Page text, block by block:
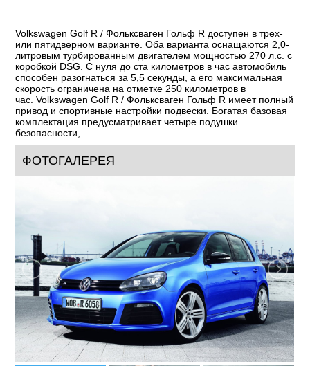
Volkswagen Golf R / Фольксваген Гольф R доступен в трех-
или пятидверном варианте. Оба варианта оснащаются 2,0-
литровым турбированным двигателем мощностью 270 л.с. с
коробкой DSG. С нуля до ста километров в час автомобиль
способен разогнаться за 5,5 секунды, а его максимальная
скорость ограничена на отметке 250 километров в
час. Volkswagen Golf R / Фольксваген Гольф R имеет полный
привод и спортивные настройки подвески. Богатая базовая
комплектация предусматривает четыре подушки
безопасности,...
ФОТОГАЛЕРЕЯ